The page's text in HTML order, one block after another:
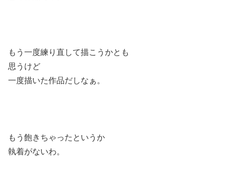
もう一度練り直して描こうかとも
思うけど
一度描いた作品だしなぁ。
もう飽きちゃったというか
執着がないわ。